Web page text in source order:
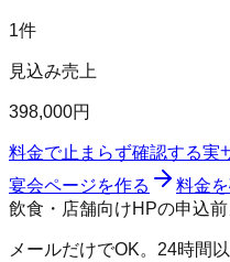
1件
見込み売上
398,000円
料金で止まらず確認する実
宴会ページを作る
料金
飲食・店舗向けHPの申込
メールだけでOK。24時間